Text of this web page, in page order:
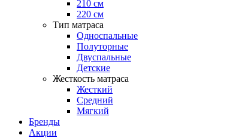
210 см
220 см
Тип матраса
Односпальные
Полуторные
Двуспальные
Детские
Жесткость матраса
Жесткий
Средний
Мягкий
Бренды
Акции